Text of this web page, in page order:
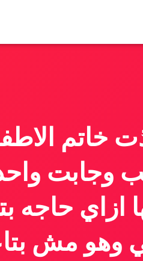
خاتم
وجابت
حاجه
وهو مش